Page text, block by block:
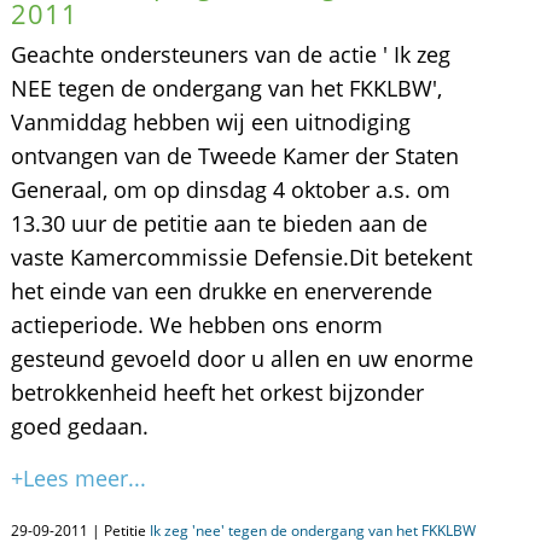
2011
Geachte ondersteuners van de actie ' Ik zeg
NEE tegen de ondergang van het FKKLBW',
Vanmiddag hebben wij een uitnodiging
ontvangen van de Tweede Kamer der Staten
Generaal, om op dinsdag 4 oktober a.s. om
13.30 uur de petitie aan te bieden aan de
vaste Kamercommissie Defensie.Dit betekent
het einde van een drukke en enerverende
actieperiode. We hebben ons enorm
gesteund gevoeld door u allen en uw enorme
betrokkenheid heeft het orkest bijzonder
goed gedaan.
+Lees meer...
29-09-2011 | Petitie Ik zeg 'nee' tegen de ondergang van het FKKLBW